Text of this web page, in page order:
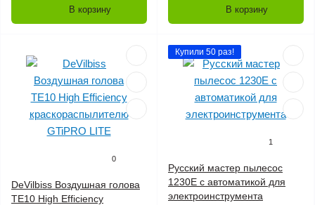
В корзину В корзину
0
DeVilbiss Воздушная голова
TE10 High Efficiency
Купили 50 раз!
1
Русский мастер пылесос
1230E с автоматикой для
электроинструмента